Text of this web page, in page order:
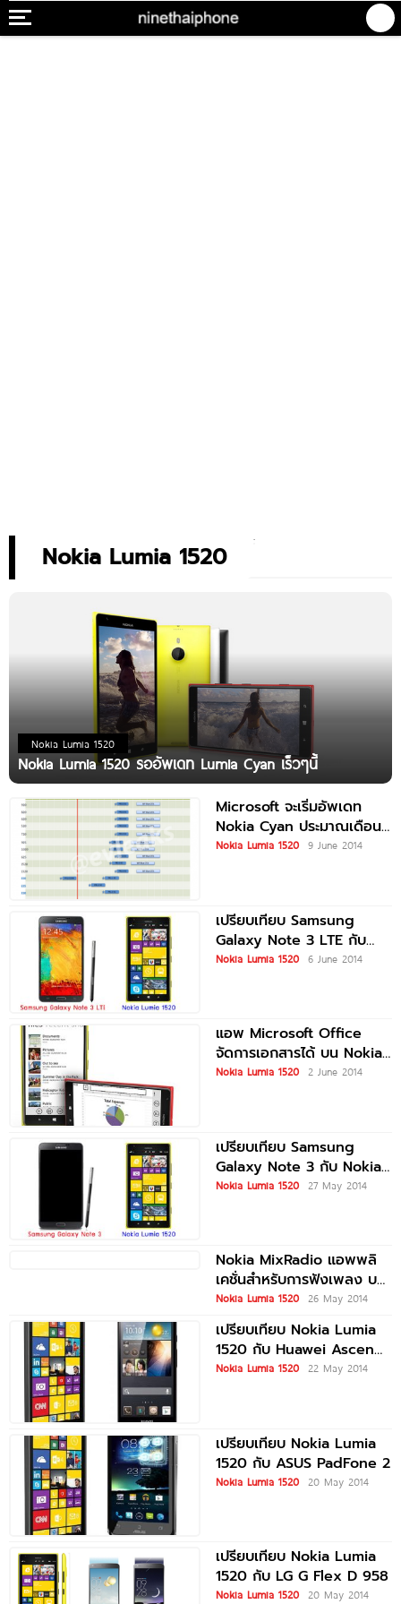
Nokia Lumia 1520
Nokia Lumia 1520
Nokia Lumia 1520 รออัพเดท Lumia Cyan เร็วๆนี้
Microsoft จะเริ่มอัพเดท
Nokia Cyan ประมาณเดือน
กค. เป็นต้นไป
Nokia Lumia 1520 9 June 2014
เปรียบเทียบ Samsung
Galaxy Note 3 LTE กับ
Nokia Lumia 1520
Nokia Lumia 1520 6 June 2014
แอพ Microsoft Office
จัดการเอกสารได้ บน Nokia
Lumia 1520
Nokia Lumia 1520 2 June 2014
เปรียบเทียบ Samsung
Galaxy Note 3 กับ Nokia
Lumia 1520
Nokia Lumia 1520 27 May 2014
Nokia MixRadio แอพพลิ
เคชั่นสำหรับการฟังเพลง บน
Nokia Lumia 1520
Nokia Lumia 1520 26 May 2014
เปรียบเทียบ Nokia Lumia
1520 กับ Huawei Ascend
P6
Nokia Lumia 1520 22 May 2014
เปรียบเทียบ Nokia Lumia
1520 กับ ASUS PadFone 2
Nokia Lumia 1520 20 May 2014
เปรียบเทียบ Nokia Lumia
1520 กับ LG G Flex D 958
Nokia Lumia 1520 20 May 2014